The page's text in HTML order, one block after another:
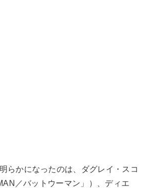
らかになったのは、ダグレイ・スコ
／バットウーマン」）、ディエ